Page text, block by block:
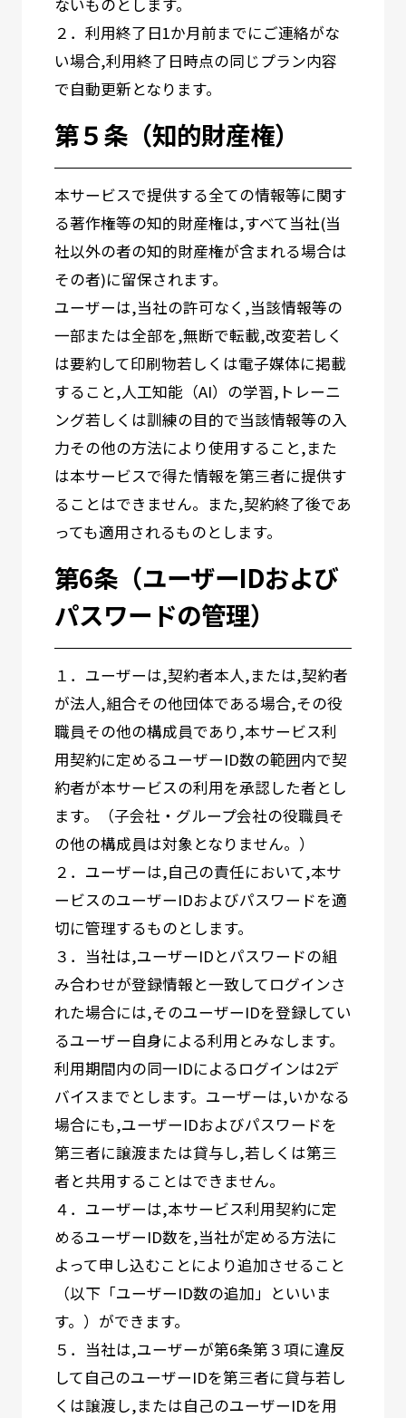
ないものとします。
２．利用終了日1か月前までにご連絡がな
い場合,利用終了日時点の同じプラン内容
で自動更新となります。
第５条（知的財産権）
本サービスで提供する全ての情報等に関す
る著作権等の知的財産権は,すべて当社(当
社以外の者の知的財産権が含まれる場合は
その者)に留保されます。
ユーザーは,当社の許可なく,当該情報等の
一部または全部を,無断で転載,改変若しく
は要約して印刷物若しくは電子媒体に掲載
すること,人工知能（AI）の学習,トレーニ
ング若しくは訓練の目的で当該情報等の入
力その他の方法により使用すること,また
は本サービスで得た情報を第三者に提供す
ることはできません。また,契約終了後であ
っても適用されるものとします。
第6条（ユーザーIDおよび
パスワードの管理）
１．ユーザーは,契約者本人,または,契約者
が法人,組合その他団体である場合,その役
職員その他の構成員であり,本サービス利
用契約に定めるユーザーID数の範囲内で契
約者が本サービスの利用を承認した者とし
ます。（子会社・グループ会社の役職員そ
の他の構成員は対象となりません。）
２．ユーザーは,自己の責任において,本サ
ービスのユーザーIDおよびパスワードを適
切に管理するものとします。
３．当社は,ユーザーIDとパスワードの組
み合わせが登録情報と一致してログインさ
れた場合には,そのユーザーIDを登録してい
るユーザー自身による利用とみなします。
利用期間内の同一IDによるログインは2デ
バイスまでとします。ユーザーは,いかなる
場合にも,ユーザーIDおよびパスワードを
第三者に譲渡または貸与し,若しくは第三
者と共用することはできません。
４．ユーザーは,本サービス利用契約に定
めるユーザーID数を,当社が定める方法に
よって申し込むことにより追加させること
（以下「ユーザーID数の追加」といいま
す。）ができます。
５．当社は,ユーザーが第6条第３項に違反
して自己のユーザーIDを第三者に貸与若し
くは譲渡し,または自己のユーザーIDを用